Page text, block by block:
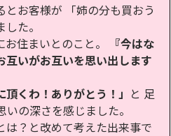
お客様が 「姉の分も買おう
た。
住まいとのこと。
『今はな
いがお互いを思い出します
くわ！ありがとう！」 と 足
の深さを感じました。
？と改めて考えた出来事で